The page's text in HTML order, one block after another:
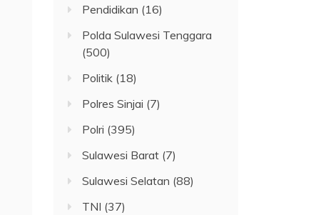
Pendidikan (16)
Polda Sulawesi Tenggara
(500)
Politik (18)
Polres Sinjai (7)
Polri (395)
Sulawesi Barat (7)
Sulawesi Selatan (88)
TNI (37)